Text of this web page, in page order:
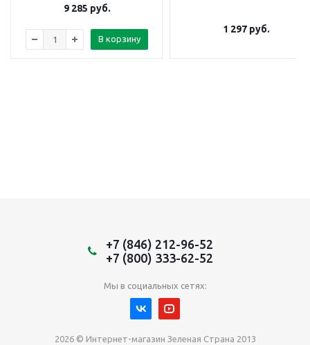
9 285 руб.
В корзину
1 297руб.
+7 (846) 212-96-52
+7 (800) 333-62-52
Мы в социальных сетях:
2026 © Интернет-магазин Зеленая Страна 2013